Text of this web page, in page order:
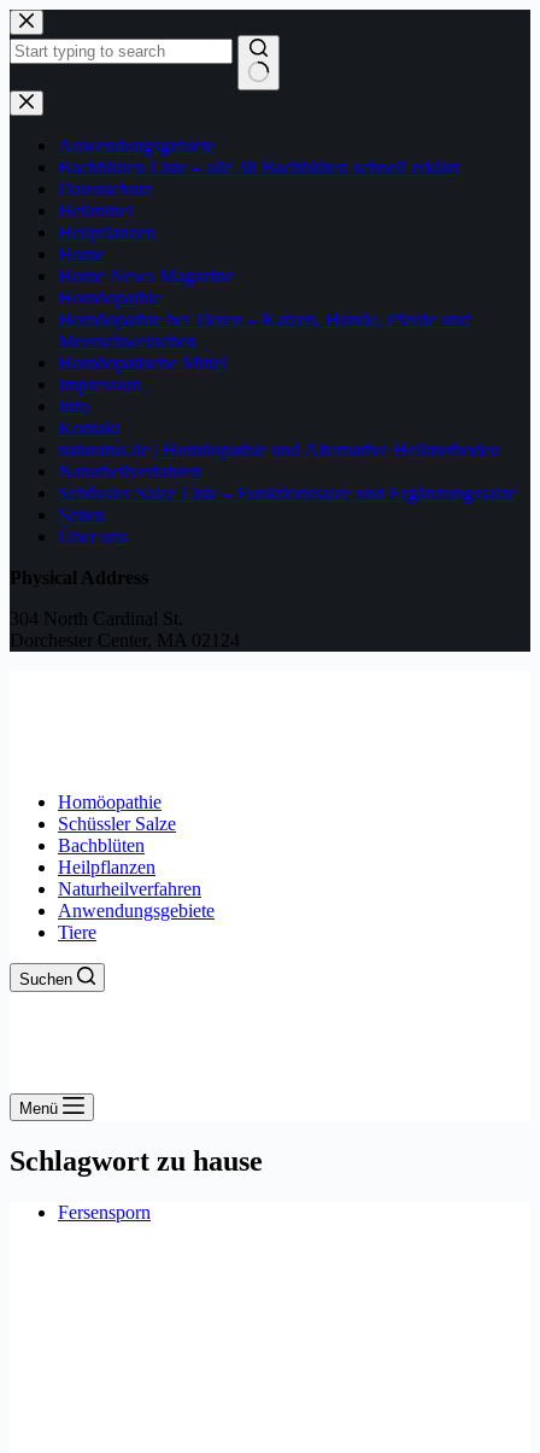
Zum
Inhalt
springen
Keine
Ergebnisse
Anwendungsgebiete
Bachblüten Liste – alle 38 Bachblüten schnell erklärt
Datenschutz
Heilmittel
Heilpflanzen
Home
Home News Magazine
Homöopathie
Homöopathie bei Tieren – Katzen, Hunde, Pferde und
Meerschweinchen
Homöopatische Mittel
Impressum
Info
Kontakt
naturatus.de | Homöopathie und Alternative Heilmethoden
Naturheilverfahren
Schüssler Salze Liste – Funktionssalze und Ergänzungssalze
Seiten
Über uns
Physical Address
304 North Cardinal St.
Dorchester Center, MA 02124
Homöopathie
Schüssler Salze
Bachblüten
Heilpflanzen
Naturheilverfahren
Anwendungsgebiete
Tiere
Suchen
Menü
Schlagwort zu hause
Fersensporn